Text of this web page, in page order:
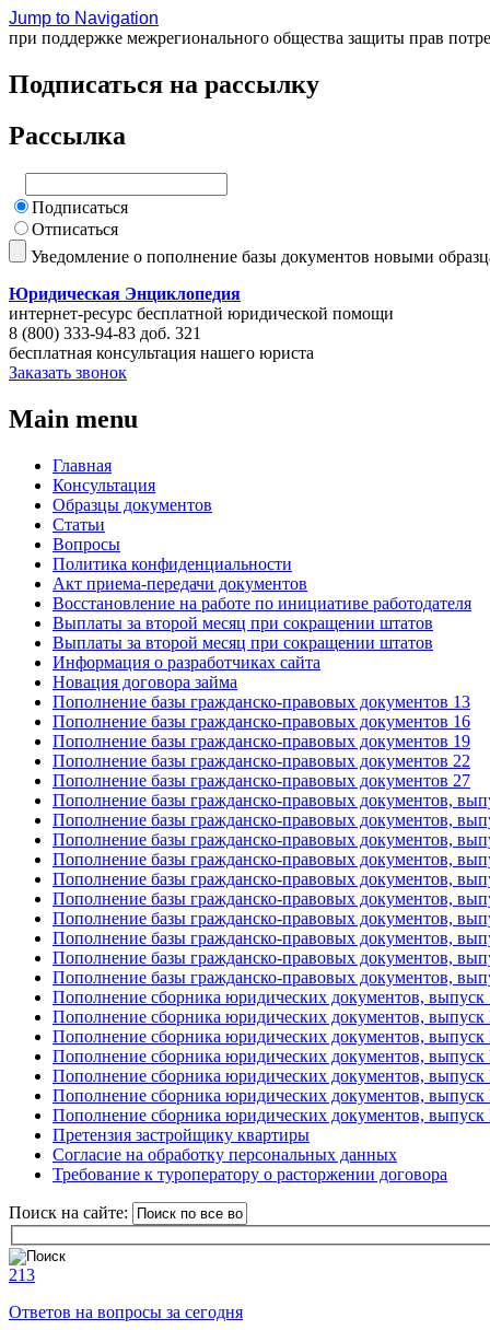
Jump to Navigation
при поддержке межрегионального общества защиты прав
Подписаться на рассылку
Рассылка
Подписаться
Отписаться
Уведомление о пополнение базы документов новыми
Юридическая Энциклопедия
интернет-ресурс бесплатной юридической помощи
8 (800) 333-94-83 доб. 321
бесплатная консультация нашего юриста
Заказать звонок
Main menu
Главная
Консультация
Образцы документов
Статьи
Вопросы
Политика конфиденциальности
Акт приема-передачи документов
Восстановление на работе по инициативе работодателя
Выплаты за второй месяц при сокращении штатов
Выплаты за второй месяц при сокращении штатов
Информация о разработчиках сайта
Новация договора займа
Пополнение базы гражданско-правовых документов 13
Пополнение базы гражданско-правовых документов 16
Пополнение базы гражданско-правовых документов 19
Пополнение базы гражданско-правовых документов 22
Пополнение базы гражданско-правовых документов 27
Пополнение базы гражданско-правовых документов,
Пополнение базы гражданско-правовых документов,
Пополнение базы гражданско-правовых документов,
Пополнение базы гражданско-правовых документов,
Пополнение базы гражданско-правовых документов,
Пополнение базы гражданско-правовых документов,
Пополнение базы гражданско-правовых документов,
Пополнение базы гражданско-правовых документов,
Пополнение базы гражданско-правовых документов,
Пополнение базы гражданско-правовых документов,
Пополнение сборника юридических документов, выпуск
Пополнение сборника юридических документов,
Пополнение сборника юридических документов,
Пополнение сборника юридических документов,
Пополнение сборника юридических документов,
Пополнение сборника юридических документов,
Пополнение сборника юридических документов,
Претензия застройщику квартиры
Согласие на обработку персональных данных
Требование к туроператору о расторжении договора
Поиск на сайте:
213
Ответов на вопросы за сегодня